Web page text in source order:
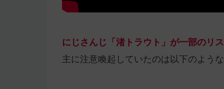
にじさんじ「渚トラウト」が一部のリ
主に注意喚起していたのは以下のよう